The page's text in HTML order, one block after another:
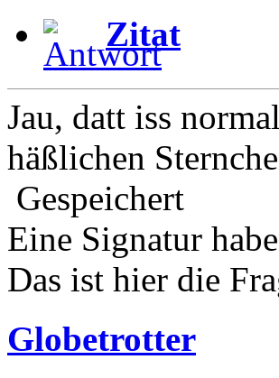
Zitat
Jau, datt iss
häßlichen
Gespeichert
Eine Signatur
Das ist hier die
Globetrotter